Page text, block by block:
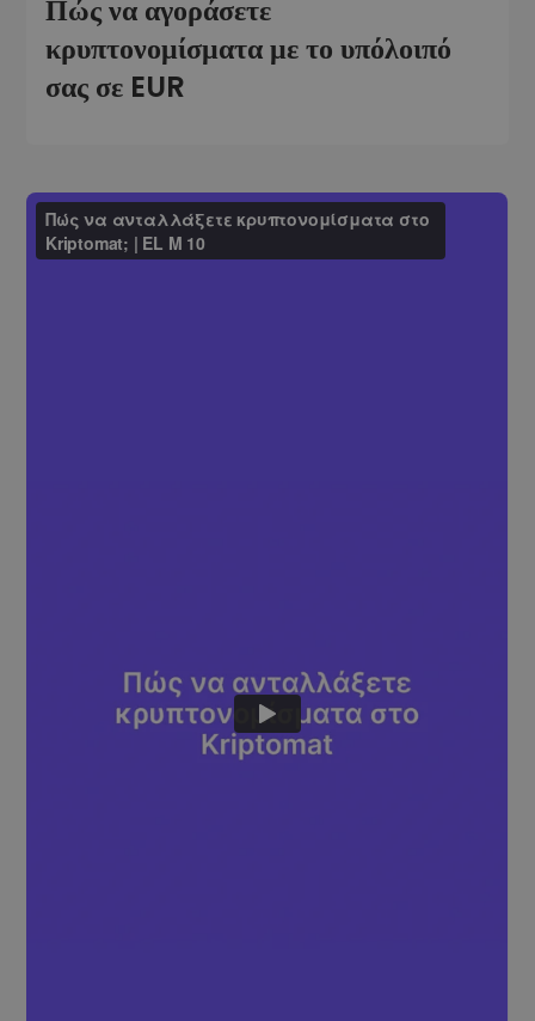
Πώς να αγοράσετε
κρυπτονομίσματα με το υπόλοιπό
σας σε EUR